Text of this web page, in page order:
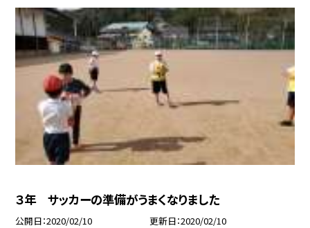
３年 サッカーの準備がうまくなりました
公開日 2020/02/10 更新日 2020/02/10